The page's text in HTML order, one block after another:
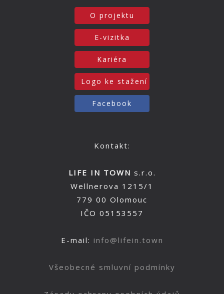
O projektu
E-vizitka
Kariéra
Logo ke stažení
Facebook
Kontakt:
LIFE IN TOWN s.r.o.
Wellnerova 1215/1
779 00 Olomouc
IČO 05153557
E-mail: info@lifein.town
Všeobecné smluvní podmínky